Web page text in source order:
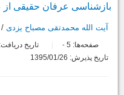
بازشناسى عرفان حقیقى
آیت الله محمدتقی مصباح یزدی /
صفحه‌ها: 5
-
تاریخ دریافت: 1394/08/21
تاریخ پذیرش: 1395/01/26